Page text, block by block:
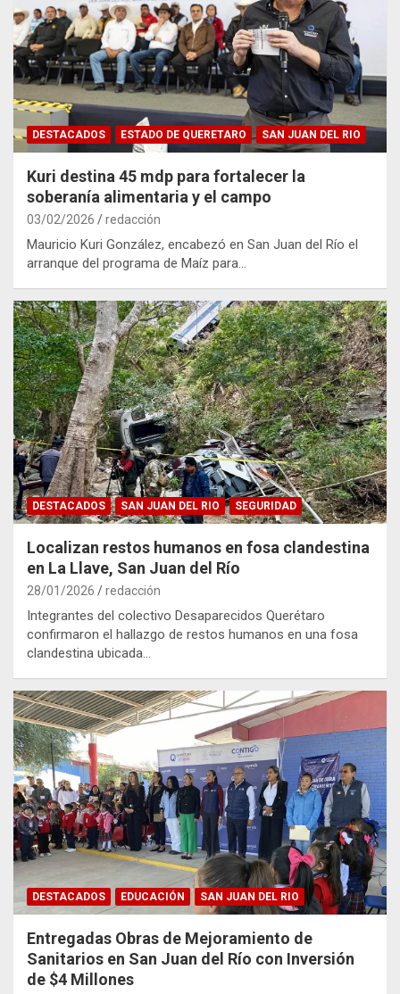
DESTACADOS ESTADO DE QUERETARO SAN JUAN DEL RIO
Kuri destina 45 mdp para fortalecer la
soberanía alimentaria y el campo
03/02/2026 redacción
Mauricio Kuri González, encabezó en San Juan del Río el
arranque del programa de Maíz para…
DESTACADOS SAN JUAN DEL RIO SEGURIDAD
Localizan restos humanos en fosa clandestina
en La Llave, San Juan del Río
28/01/2026 redacción
Integrantes del colectivo Desaparecidos Querétaro
confirmaron el hallazgo de restos humanos en una fosa
clandestina ubicada…
DESTACADOS EDUCACIÓN SAN JUAN DEL RIO
Entregadas Obras de Mejoramiento de
Sanitarios en San Juan del Río con Inversión
de $4 Millones